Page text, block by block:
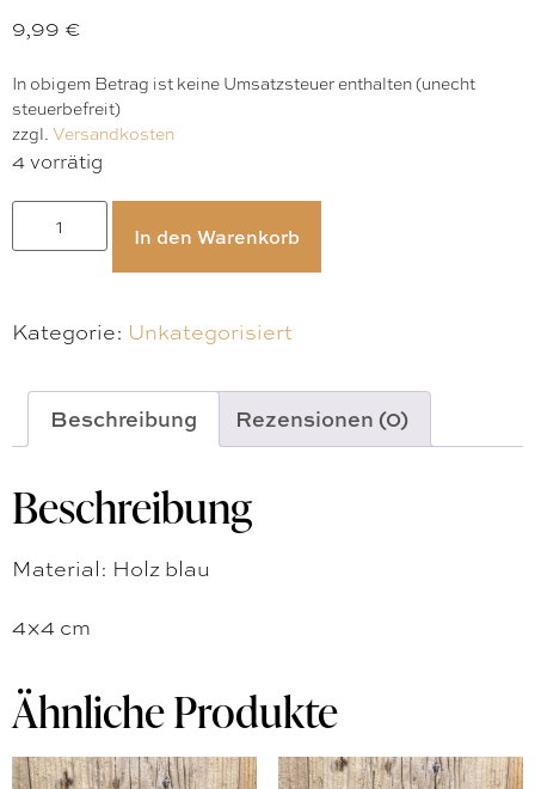
9,99 €
In obigem Betrag ist keine Umsatzsteuer enthalten (unecht
steuerbefreit)
zzgl. Versandkosten
4 vorrätig
In den Warenkorb
Kategorie: Unkategorisiert
Beschreibung Rezensionen (0)
Beschreibung
Material: Holz blau
4×4 cm
Ähnliche Produkte